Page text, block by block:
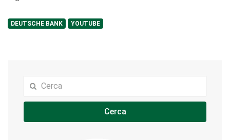
DEUTSCHE BANK YOUTUBE
Cerca